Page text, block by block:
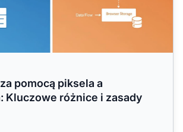
pomocą piksela a
Kluczowe różnice i zasady